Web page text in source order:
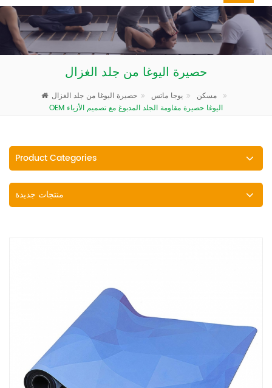
حصيرة اليوغا من جلد الغزال
مسكن يوجا ماتس
OEM اليوغا حصيرة مقاومة الجلد المدبوغ مع تصميم الأزياء
Product Categories
منتجات جديدة